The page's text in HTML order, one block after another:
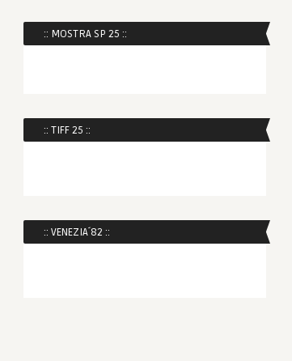
:: MOSTRA SP 25 ::
:: TIFF 25 ::
:: VENEZIA´82 ::